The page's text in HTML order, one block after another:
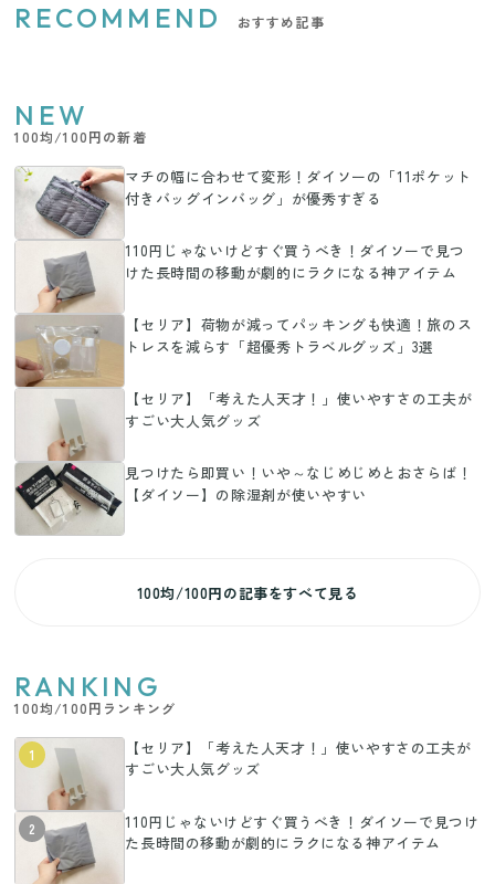
RECOMMEND おすすめ記事
NEW
100均/100円の新着
マチの幅に合わせて変形！ダイソーの「11ポケット
付きバッグインバッグ」が優秀すぎる
110円じゃないけどすぐ買うべき！ダイソーで見つ
けた長時間の移動が劇的にラクになる神アイテム
【セリア】荷物が減ってパッキングも快適！旅のス
トレスを減らす「超優秀トラベルグッズ」3選
【セリア】「考えた人天才！」使いやすさの工夫が
すごい大人気グッズ
見つけたら即買い！いや～なじめじめとおさらば！
【ダイソー】の除湿剤が使いやすい
100均/100円の記事をすべて見る
RANKING
100均/100円ランキング
1
【セリア】「考えた人天才！」使いやすさの工夫が
すごい大人気グッズ
2
110円じゃないけどすぐ買うべき！ダイソーで見つけ
た長時間の移動が劇的にラクになる神アイテム